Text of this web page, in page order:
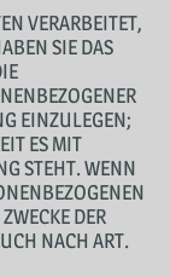
VERARBEITET,
SIE DAS
EINZULEGEN;
ES MIT
STEHT. WENN
DER
NACH ART.